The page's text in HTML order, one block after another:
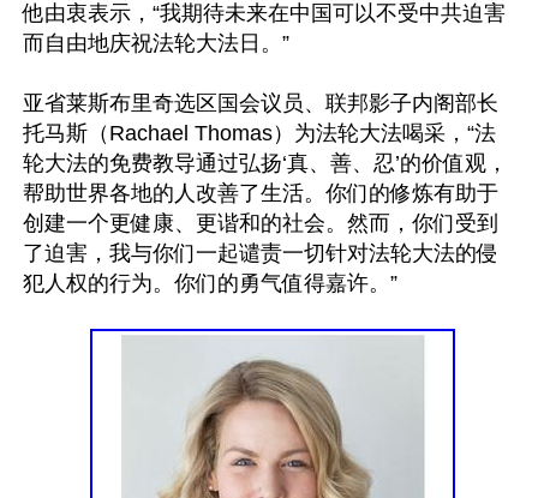
他由衷表示，“我期待未来在中国可以不受中共迫害
而自由地庆祝法轮大法日。”
亚省莱斯布里奇选区国会议员、联邦影子内阁部长
托马斯（Rachael Thomas）为法轮大法喝采，“法
轮大法的免费教导通过弘扬‘真、善、忍’的价值观，
帮助世界各地的人改善了生活。你们的修炼有助于
创建一个更健康、更谐和的社会。然而，你们受到
了迫害，我与你们一起谴责一切针对法轮大法的侵
犯人权的行为。你们的勇气值得嘉许。”